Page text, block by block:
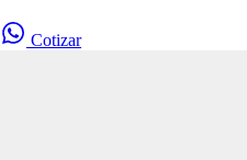
Cotizar